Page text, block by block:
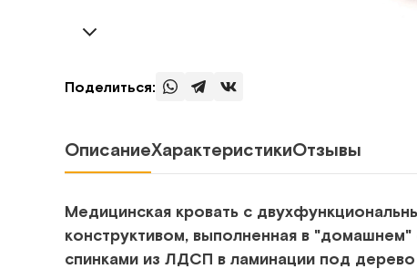
Поделиться:
ОписаниеХарактеристикиОтзывы
Медицинская кровать с
конструктивом, выполненная в
спинками из ЛДСП в ламинации под дерево